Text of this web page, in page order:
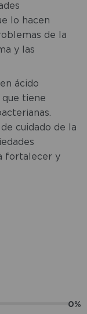
lo hacen
de la
y las
ácido
que tiene
cuidado de la
fortalecer y
0%